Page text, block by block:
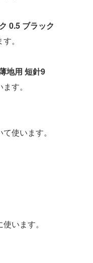
0.5 ブラック
。
地用 短針9
す。
使います。
います。